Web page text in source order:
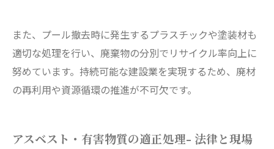
また、プール撤去時に発生するプラスチックや塗装材も
適切な処理を行い、廃棄物の分別でリサイクル率向上に
努めています。持続可能な建設業を実現するため、廃材
の再利用や資源循環の推進が不可欠です。
アスベスト・有害物質の適正処理- 法律と現場